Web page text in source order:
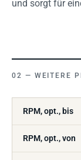
und sorgt für
WEITERE
RPM, opt., bis
RPM, opt., von